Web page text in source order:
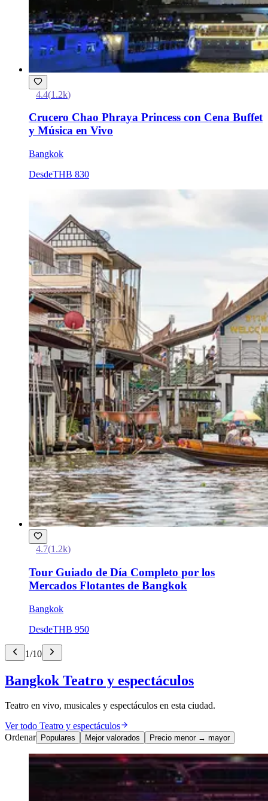
4.4(1.2k)
Crucero Chao Phraya Princess con Cena Buffet
y Música en Vivo
Bangkok
DesdeTHB 830
4.7(1.2k)
Tour Guiado de Día Completo por los
Mercados Flotantes de Bangkok
Bangkok
DesdeTHB 950
1/10
Bangkok Teatro y espectáculos
Teatro en vivo, musicales y espectáculos en esta ciudad.
Ver todo Teatro y espectáculos
Ordenar
Populares Mejor valorados Precio menor → mayor